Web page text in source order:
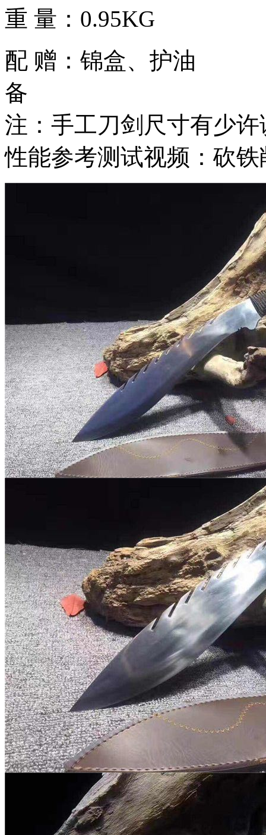
重 量：0.95KG
配 赠：锦盒、护油
备
注：手工刀剑尺寸有少
性能参考测试视频：砍